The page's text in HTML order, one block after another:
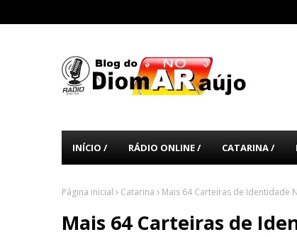
INÍCIO / RÁDIO ONLINE / CATARINA /
Página inicial Catarina Mais 64 Carteiras de Identidade
Mais 64 Carteiras de